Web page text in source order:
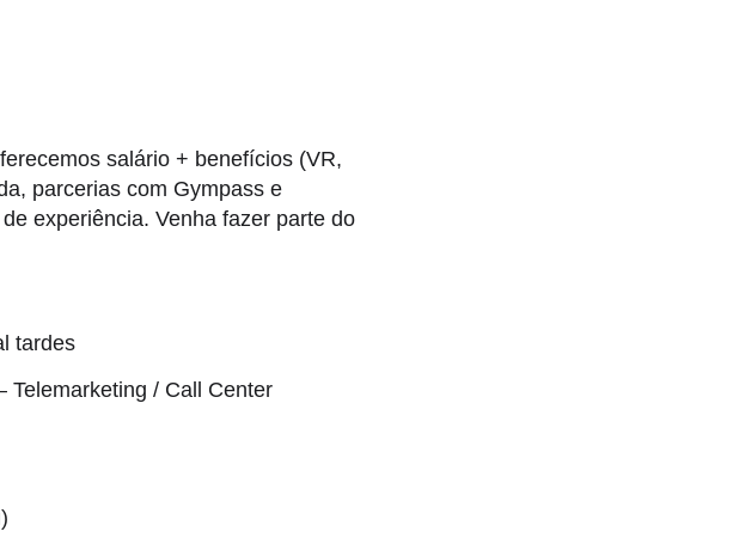
salário + benefícios (VR,
parcerias com Gympass e
experiência. Venha fazer parte do
tardes
Telemarketing / Call Center